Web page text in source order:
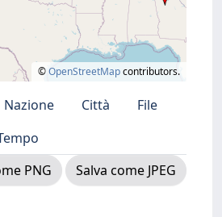
©OpenStreetMapcontributors.
Nazione Città
File
PNG
Salva come JPEG